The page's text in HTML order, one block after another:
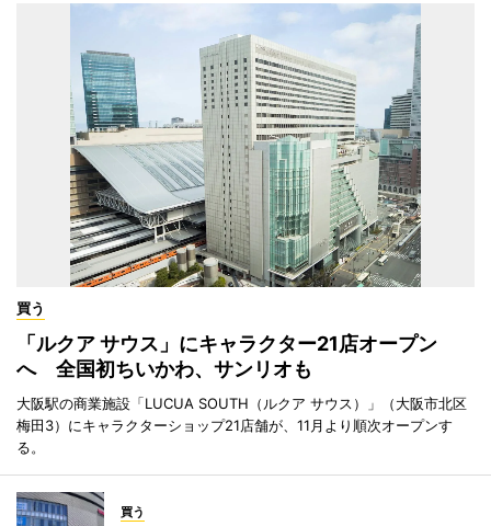
買う
「ルクア サウス」にキャラクター21店オープン
へ 全国初ちいかわ、サンリオも
大阪駅の商業施設「LUCUA SOUTH（ルクア サウス）」（大阪市北区
梅田3）にキャラクターショップ21店舗が、11月より順次オープンす
る。
買う